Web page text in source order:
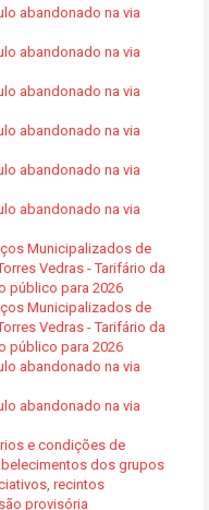
abandonado na via
abandonado na via
abandonado na via
abandonado na via
abandonado na via
abandonado na via
Municipalizados de
Vedras - Tarifário da
público para 2026
Municipalizados de
Vedras - Tarifário da
público para 2026
abandonado na via
abandonado na via
e condições de
dos grupos
recintos
provisória